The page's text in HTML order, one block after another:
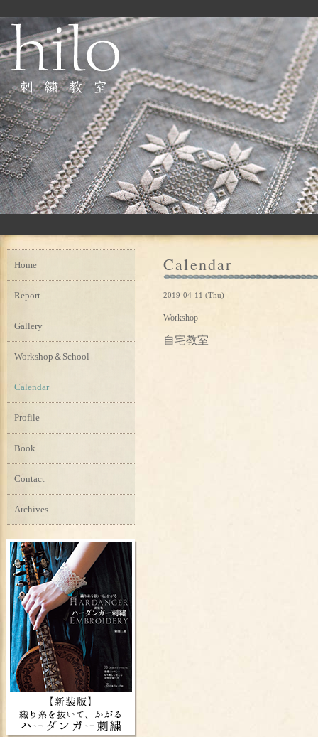
Calendar
2019-04-11 (Thu)
Workshop
自宅教室
Home
Report
Gallery
Workshop＆School
Calendar
Profile
Book
Contact
Archives